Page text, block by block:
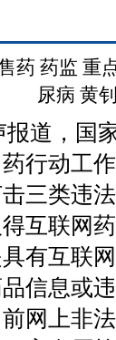
药 药监 重
尿病 黄钊
报道，国
行动工
三类违
互联网
有互联
信息或
网上非